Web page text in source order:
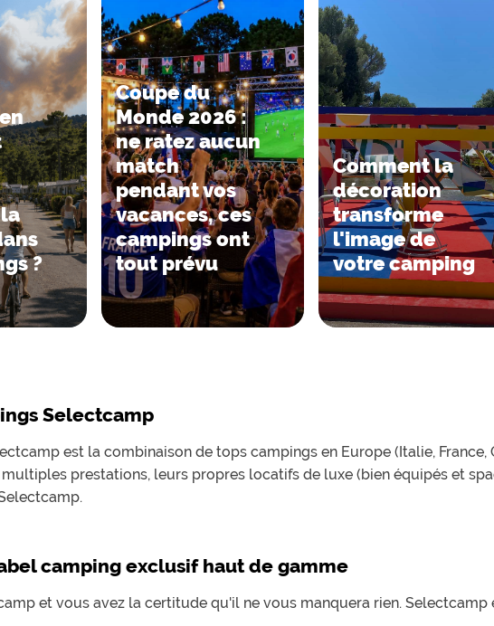
?
Coupe du
Monde 2026 :
ne ratez aucun
match
pendant vos
vacances, ces
campings ont
tout prévu
Comment la
décoration
transforme
l'image de
votre camping
Selectcamp
est la combinaison de tops campings en Europe (Italie, France,
prestations, leurs propres locatifs de luxe (bien équipés et
camping exclusif haut de gamme
et vous avez la certitude qu'il ne vous manquera rien. Selectcamp